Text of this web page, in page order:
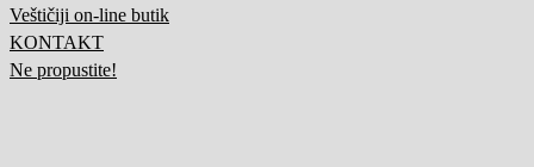
Veštičiji on-line butik
KONTAKT
Ne propustite!